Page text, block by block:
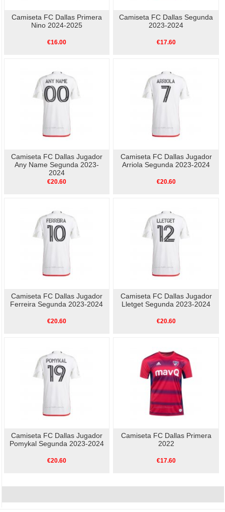
Camiseta FC Dallas Primera
Nino 2024-2025
€16.00
Camiseta FC Dallas Segunda
2023-2024
€17.60
Camiseta FC Dallas Jugador
Any Name Segunda 2023-
2024
€20.60
Camiseta FC Dallas Jugador
Arriola Segunda 2023-2024
€20.60
Camiseta FC Dallas Jugador
Ferreira Segunda 2023-2024
€20.60
Camiseta FC Dallas Jugador
Lletget Segunda 2023-2024
€20.60
Camiseta FC Dallas Jugador
Pomykal Segunda 2023-2024
€20.60
Camiseta FC Dallas Primera
2022
€17.60